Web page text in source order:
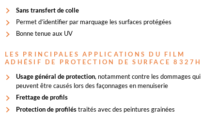
Sans transfert de colle
Permet d’identifier par marquage les surfaces protégées
Bonne tenue aux UV
LES PRINCIPALES APPLICATIONS DU FILM
ADHÉSIF DE PROTECTION DE SURFACE 8327H
Usage général de protection, notamment contre les dommages qui
peuvent être causés lors des façonnages en menuiserie
Frettage de profils
Protection de profiléstraités avec des peintures grainées